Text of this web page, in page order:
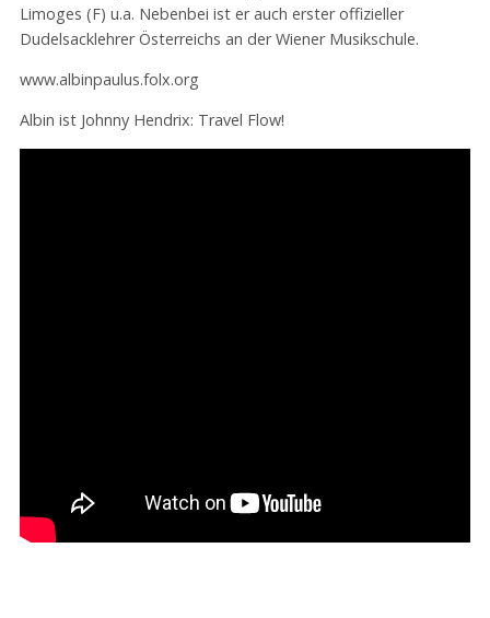
Limoges (F) u.a. Nebenbei ist er auch erster offizieller
Dudelsacklehrer Österreichs an der Wiener Musikschule.
www.albinpaulus.folx.org
Albin ist Johnny Hendrix: Travel Flow!